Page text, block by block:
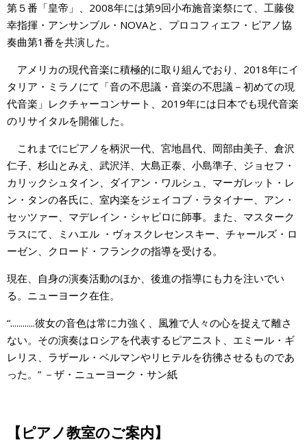
第５番「皇帝」、2008年には第9回小布施音楽祭にて、工藤俊
幸指揮・アンサンブル・NOVAと、プロコフィエフ・ピアノ協
奏曲第1番を共演した。
アメリカの現代音楽に積極的に取り組んでおり、2018年にイ
タリア・ミラノにて「音の不思議・音楽の不思議－初めての現
代音楽」レクチャーコンサート、2019年には日本でも現代音楽
のリサイタルを開催した。
これまでにピアノを柄沢一代、宮地昌代、岡部由美子、倉沢
仁子、杉山とみえ、武沢洋、大島正泰、小島準子、ジョセフ・
カリックシュタイン、ダイアン・ワルシュ、マーガレット・レ
ン・タンの各氏に、室内楽をジェイコブ・ラタイナー、アン・
セッツァー、マデレイン・シャピロに師事。また、マスターク
ラスにて、ミハエル ・ヴォスクレセンスキー、チャールズ・ロ
ーゼン、クロード・フランクの指導を受ける。
現在、自身の演奏活動のほか、後進の指導にも力を注いでい
る。ニューヨーク在住。
“............彼女の音色は常に力強く、風雅で人々の心を捉えて離さ
ない。その演奏はロシアを代表するピアニスト、エミール・ギ
レリス、ラザール・ベルマンやリヒテルを彷彿させるものであ
った。” －ザ・ニューヨーク・サン紙
【ピアノ教室のご案内】